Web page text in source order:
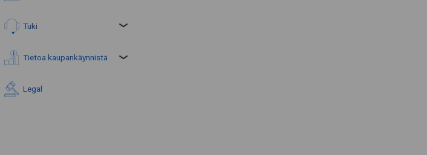
Tuki
Tietoa kaupankäynnistä
Legal